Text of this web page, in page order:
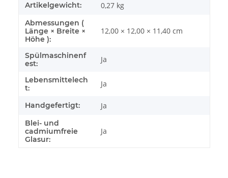
Artikelgewicht: 0,27 kg
Abmessungen (
Länge × Breite ×
Höhe ):
12,00 × 12,00 × 11,40 cm
Spülmaschinenf
est:
Ja
Lebensmittelech
t:
Ja
Handgefertigt: Ja
Blei- und
cadmiumfreie
Glasur:
Ja